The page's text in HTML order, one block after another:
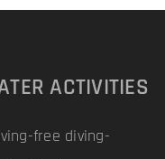
ACTIVITIES
free diving-